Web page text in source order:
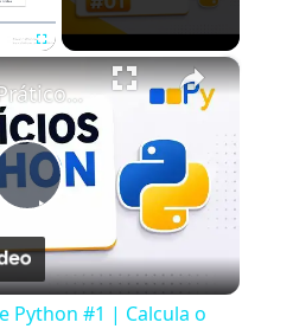
×
Play
Video
Exercícios Práticos de Python #1 | Calcula o Investimento e Juros Compostos usando Python
Python #1 | Calcula o